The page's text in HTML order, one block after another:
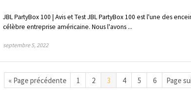
JBL PartyBox 100 | Avis et Test JBL PartyBox 100 est l'une des
célèbre entreprise américaine. Nous l'avons ...
septembre 5, 2022
« Page précédente 1 2 3 4 5 6 Page